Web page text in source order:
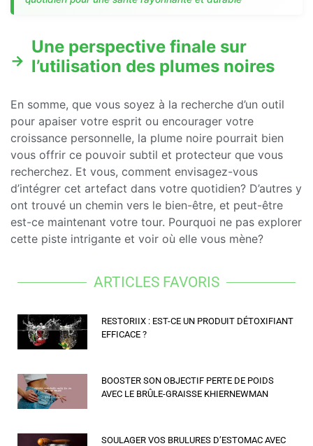
Une perspective finale sur
l’utilisation des plumes noires
En somme, que vous soyez à la recherche d’un outil
pour apaiser votre esprit ou encourager votre
croissance personnelle, la plume noire pourrait bien
vous offrir ce pouvoir subtil et protecteur que vous
recherchez. Et vous, comment envisagez-vous
d’intégrer cet artefact dans votre quotidien? D’autres y
ont trouvé un chemin vers le bien-être, et peut-être
est-ce maintenant votre tour. Pourquoi ne pas explorer
cette piste intrigante et voir où elle vous mène?
ARTICLES FAVORIS
RESTORIIX : EST-CE UN PRODUIT DÉTOXIFIANT
EFFICACE ?
BOOSTER SON OBJECTIF PERTE DE POIDS
AVEC LE BRÛLE-GRAISSE KHIERNEWMAN
SOULAGER VOS BRULURES D’ESTOMAC AVEC